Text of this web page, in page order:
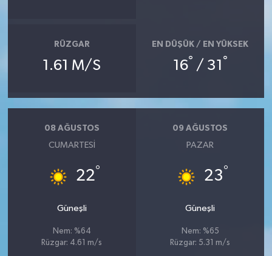
RÜZGAR
1.61 M/S
EN DÜŞÜK / EN YÜKSEK
16° / 31 °
08 AĞUSTOS
CUMARTESI
22°
Güneşli
Nem: %64
Rüzgar: 4.61 m/s
09 AĞUSTOS
PAZAR
23°
Güneşli
Nem: %65
Rüzgar: 5.31 m/s